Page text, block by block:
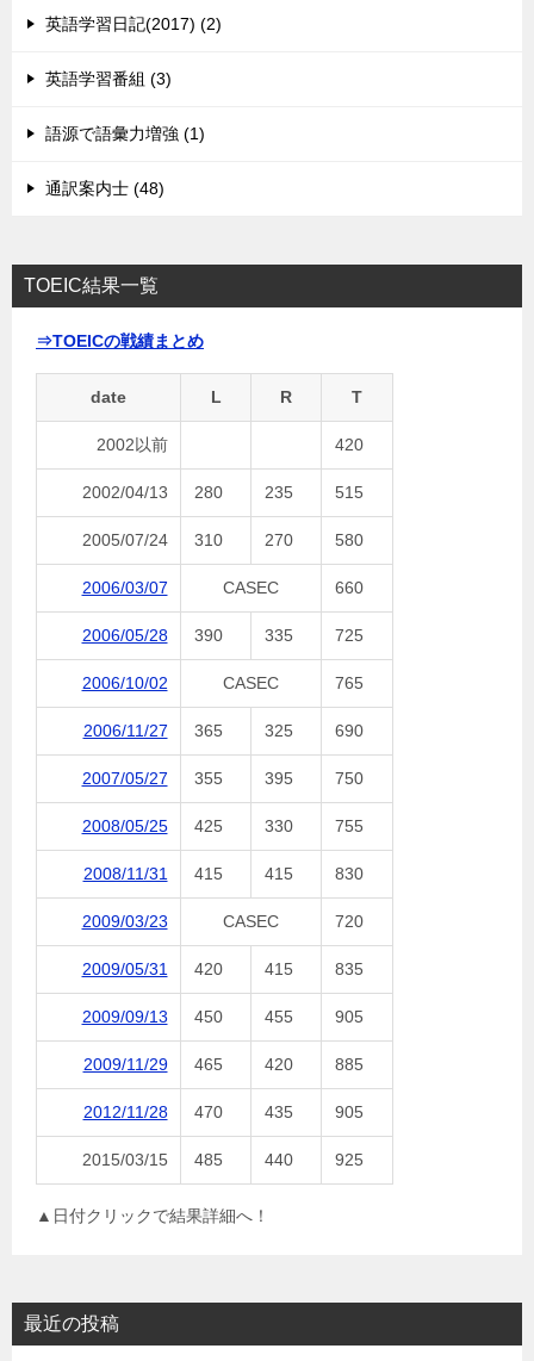
英語学習日記(2017) (2)
英語学習番組 (3)
語源で語彙力増強 (1)
通訳案内士 (48)
TOEIC結果一覧
⇒TOEICの戦績まとめ
date L R T
2002以前 420
2002/04/13 280 235 515
2005/07/24 310 270 580
2006/03/07 CASEC 660
2006/05/28 390 335 725
2006/10/02 CASEC 765
2006/11/27 365 325 690
2007/05/27 355 395 750
2008/05/25 425 330 755
2008/11/31 415 415 830
2009/03/23 CASEC 720
2009/05/31 420 415 835
2009/09/13 450 455 905
2009/11/29 465 420 885
2012/11/28 470 435 905
2015/03/15 485 440 925
▲日付クリックで結果詳細へ！
最近の投稿